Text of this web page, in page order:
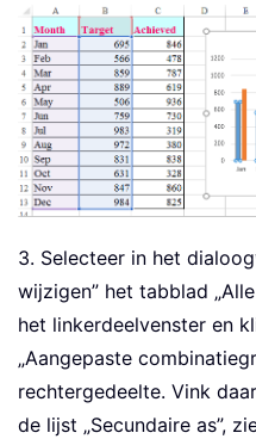
3. Selecteer in het
wijzigen” het tabblad
het linkerdeelvenster en
„Aangepaste
rechtergedeelte. Vink
de lijst „Secundaire as”,